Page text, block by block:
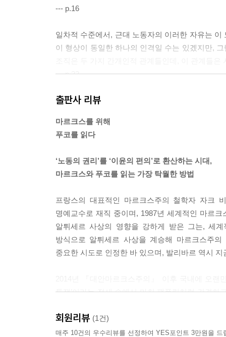
--- p.16
일차적 수준에서, 근대 노동자의 이러한 자유는 이
이 형상이 동일한 하나의 인격일 수는 있겠지만,
--- p.23
자유인은 자신이 자유로운 한에서, 그리고 아무
본주의적 시장의 목표와 단절한 공통의 목표를
쟁의 관계이다.
하지만 여기에서 우리가 이 이원적 미장센으로
--- p.86
노동일의 법제화를 위한 전투는 근대적 계급권
전투는 인간성이라는 교훈을, 자유롭고 평등하며
나가는 손님에 불과한 우리가 지금 살아가고 있는
출판사 리뷰
마르크스를 위해
푸코를 읽다
‘노동의 권리’를 ‘이윤의 편의’로 환산하는 시대,
마르크스와 푸코를 읽는 가장 탁월한 방법
프랑스의 대표적인 마르크스주의 철학자 자크
명예교수로 재직 중이며, 1987년 세계적인 마르
알튀세르 사상의 영향을 강하게 받은 그는, 세
방식으로 알튀세르 사상을 계승해 마르크스주
중요한 시도로 인정한 바 있으며, 발리바르 역시
투쟁’이라는 정세 속에서 마치 팸플릿처럼 간결
작업은 바로 이 ‘노동법 투쟁’이라는 지점에서 유
종종 대척점에 놓여왔던 두 철학자의 관계를 그
회원리뷰 (1건)
매주 10건의 우수리뷰를 선정하여 YES포인트 3만원을 드